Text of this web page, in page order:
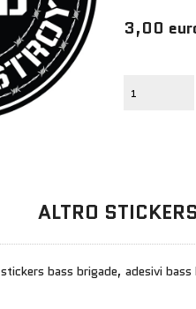
3,00
ALTRO
stickers bass brigade, adesivi bass